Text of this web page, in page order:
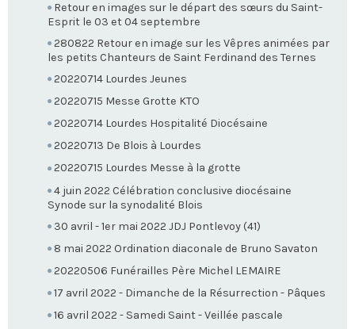
Retour en images sur le départ des sœurs du Saint-
Esprit le 03 et 04 septembre
280822 Retour en image sur les Vêpres animées par
les petits Chanteurs de Saint Ferdinand des Ternes
20220714 Lourdes Jeunes
20220715 Messe Grotte KTO
20220714 Lourdes Hospitalité Diocésaine
20220713 De Blois à Lourdes
20220715 Lourdes Messe à la grotte
4 juin 2022 Célébration conclusive diocésaine
Synode sur la synodalité Blois
30 avril - 1er mai 2022 JDJ Pontlevoy (41)
8 mai 2022 Ordination diaconale de Bruno Savaton
20220506 Funérailles Père Michel LEMAIRE
17 avril 2022 - Dimanche de la Résurrection - Pâques
16 avril 2022 - Samedi Saint - Veillée pascale